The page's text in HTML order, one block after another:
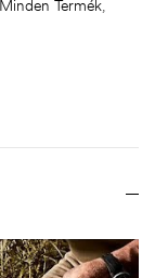
Minden Termék,